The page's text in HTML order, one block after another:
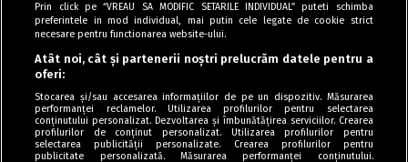
Tag index
Program Antena 1
Politica de cookies
Politica de confidențialitate
Prin click pe “VREAU SA MODIFIC SETARILE INDIVIDUAL” puteti schimba
preferintele in mod individual, mai putin cele legate de cookie strict
necesare pentru functionarea website-ului.
Atât noi, cât și partenerii noștri prelucrăm datele pentru a
oferi:
Stocarea și/sau accesarea informațiilor de pe un dispozitiv. Măsurarea
performanței reclamelor. Utilizarea profilurilor pentru selectarea
conținutului personalizat. Dezvoltarea și îmbunătățirea serviciilor. Crearea
profilurilor de conținut personalizat. Utilizarea profilurilor pentru
selectarea publicității personalizate. Crearea profilurilor pentru
publicitate personalizată. Măsurarea performanței conținutului.